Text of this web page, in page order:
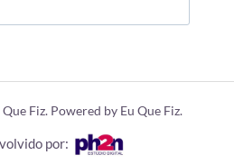
Fiz. Powered by Eu Que Fiz.
por: